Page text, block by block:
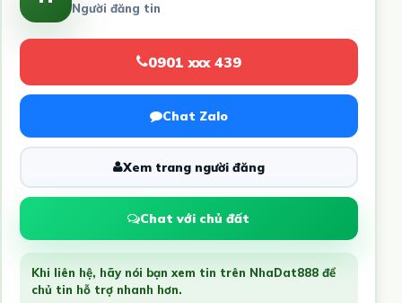
Người đăng tin
0901 xxx 439
Chat Zalo
Xem trang người đăng
Chat với chủ đất
Khi liên hệ, hãy nói bạn xem tin trên NhaDat888 để
chủ tin hỗ trợ nhanh hơn.